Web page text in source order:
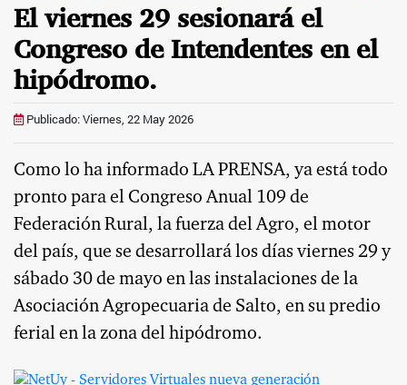
El viernes 29 sesionará el
Congreso de Intendentes en el
hipódromo.
Publicado: Viernes, 22 May 2026
Como lo ha informado LA PRENSA, ya está todo
pronto para el Congreso Anual 109 de
Federación Rural, la fuerza del Agro, el motor
del país, que se desarrollará los días viernes 29 y
sábado 30 de mayo en las instalaciones de la
Asociación Agropecuaria de Salto, en su predio
ferial en la zona del hipódromo.